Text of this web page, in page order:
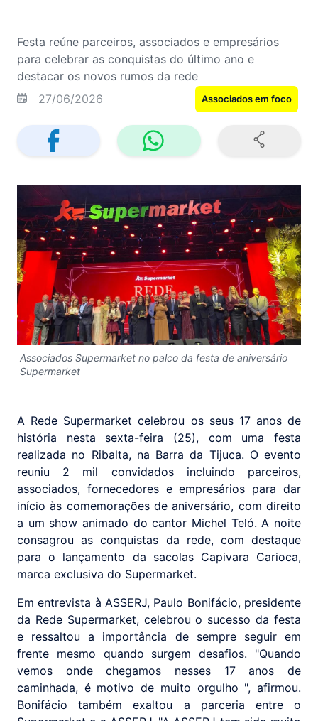
Festa reúne parceiros, associados e empresários
para celebrar as conquistas do último ano e
destacar os novos rumos da rede
27/06/2026
Associados em foco
Associados Supermarket no palco da festa de aniversário
Supermarket
A Rede Supermarket celebrou os seus 17 anos de
história nesta sexta-feira (25), com uma festa
realizada no Ribalta, na Barra da Tijuca. O evento
reuniu 2 mil convidados incluindo parceiros,
associados, fornecedores e empresários para dar
início às comemorações de aniversário, com direito
a um show animado do cantor Michel Teló. A noite
consagrou as conquistas da rede, com destaque
para o lançamento da sacolas Capivara Carioca,
marca exclusiva do Supermarket.
Em entrevista à ASSERJ, Paulo Bonifácio, presidente
da Rede Supermarket, celebrou o sucesso da festa
e ressaltou a importância de sempre seguir em
frente mesmo quando surgem desafios. "Quando
vemos onde chegamos nesses 17 anos de
caminhada, é motivo de muito orgulho ", afirmou.
Bonifácio também exaltou a parceria entre o